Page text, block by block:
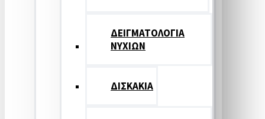
ΔΕΙΓΜΑΤΟΛΟΓΙΑ
ΝΥΧΙΩΝ
ΔΙΣΚΑΚΙΑ